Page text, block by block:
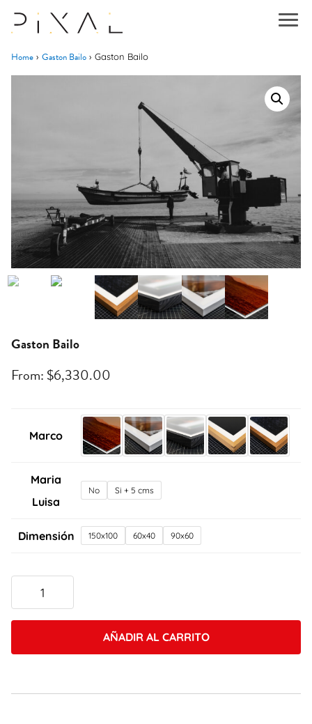
Home › Gaston Bailo › Gaston Bailo
Gaston Bailo
From: $6,330.00
Marco
Maria
Luisa
No Si + 5 cms
Dimensión 150x100 60x40 90x60
Gaston
quantity
AÑADIR AL CARRITO